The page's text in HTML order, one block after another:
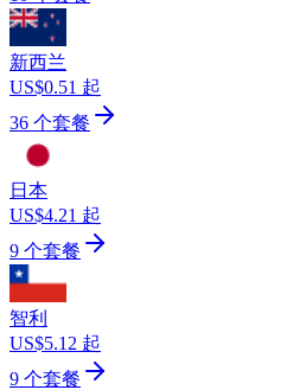
新西兰
US$0.51 起
36 个套餐
日本
US$4.21 起
9 个套餐
智利
US$5.12 起
9 个套餐